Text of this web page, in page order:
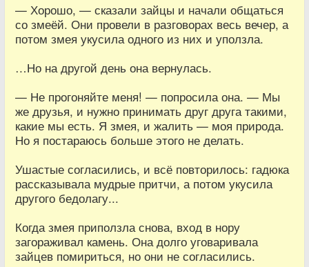
— Хорошо, — сказали зайцы и начали общаться
со змеёй. Они провели в разговорах весь вечер, а
потом змея укусила одного из них и уползла.
…Но на другой день она вернулась.
— Не прогоняйте меня! — попросила она. — Мы
же друзья, и нужно принимать друг друга такими,
какие мы есть. Я змея, и жалить — моя природа.
Но я постараюсь больше этого не делать.
Ушастые согласились, и всё повторилось: гадюка
рассказывала мудрые притчи, а потом укусила
другого бедолагу...
Когда змея приползла снова, вход в нору
загораживал камень. Она долго уговаривала
зайцев помириться, но они не согласились.